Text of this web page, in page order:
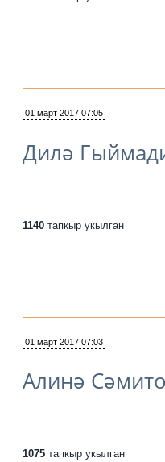
01 март 2017 07:05
Дилә
1140 тапкыр укылган
01 март 2017 07:03
Алинә
1075 тапкыр укылган